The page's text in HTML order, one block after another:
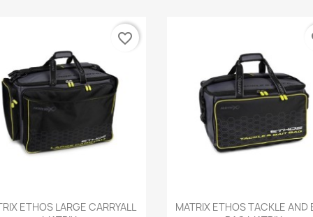
Aperçu rapide
ETHOS LARGE CARRYALL
favorite_border
Aperçu rapide
MATRIX ETHOS TACKLE AND